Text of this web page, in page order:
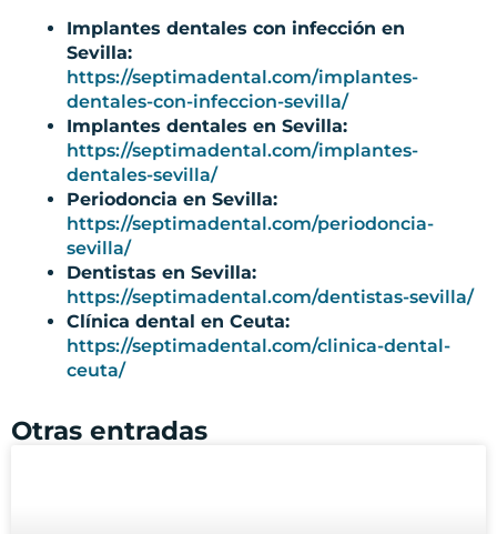
Implantes dentales con infección en
Sevilla:
https://septimadental.com/implantes-
dentales-con-infeccion-sevilla/
Implantes dentales en Sevilla:
https://septimadental.com/implantes-
dentales-sevilla/
Periodoncia en Sevilla:
https://septimadental.com/periodoncia-
sevilla/
Dentistas en Sevilla:
https://septimadental.com/dentistas-sevilla/
Clínica dental en Ceuta:
https://septimadental.com/clinica-dental-
ceuta/
Otras entradas